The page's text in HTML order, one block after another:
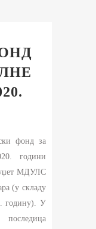
фонд за
години
МДУЛС
(у складу
годину). У